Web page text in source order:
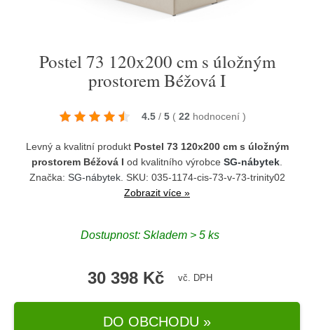
Postel 73 120x200 cm s úložným
prostorem Béžová I
4.5 / 5 ( 22 hodnocení )
Levný a kvalitní produkt Postel 73 120x200 cm s úložným
prostorem Béžová I od kvalitního výrobce SG-nábytek
Značka: SG-nábytek. SKU: 035-1174-cis-73-v-73-trinity02
Zobrazit více »
Dostupnost: Skladem > 5 ks
30 398 Kč vč. DPH
DO OBCHODU »